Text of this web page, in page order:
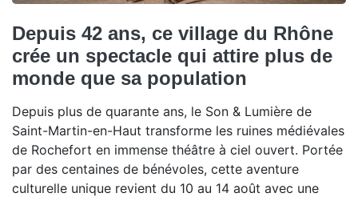
Depuis 42 ans, ce village du Rhône
crée un spectacle qui attire plus de
monde que sa population
Depuis plus de quarante ans, le Son & Lumière de
Saint-Martin-en-Haut transforme les ruines médiévales
de Rochefort en immense théâtre à ciel ouvert. Portée
par des centaines de bénévoles, cette aventure
culturelle unique revient du 10 au 14 août avec une